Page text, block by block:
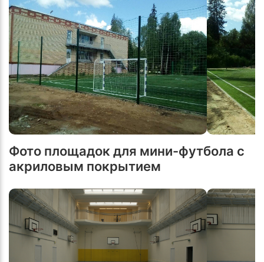
Фото площадок для мини-футбола с
акриловым покрытием